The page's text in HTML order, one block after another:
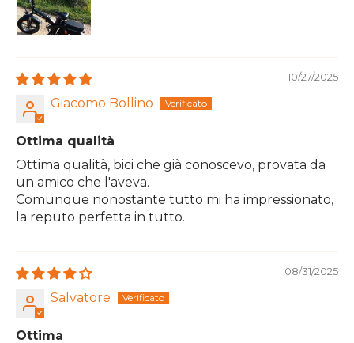
10/27/2025
Giacomo Bollino
Ottima qualità
Ottima qualità, bici che già conoscevo, provata da
un amico che l'aveva.
Comunque nonostante tutto mi ha impressionato,
la reputo perfetta in tutto.
08/31/2025
Salvatore
Ottima